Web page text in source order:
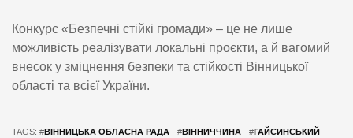
Конкурс «Безпечні стійкі громади» – це не лише
можливість реалізувати локальні проєкти, а й вагомий
внесок у зміцнення безпеки та стійкості Вінницької
області та всієї України.
TAGS: #ВІННИЦЬКА ОБЛАСНА РАДА #ВІННИЧЧИНА #ГАЙСИНСЬКИЙ